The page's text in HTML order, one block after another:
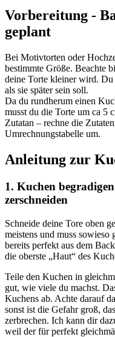
Vorbereitung -
geplant
Bei Motivtorten oder
bestimmte Größe. Beachte
deine Torte kleiner wird. Du
als sie später sein soll.
Da du rundherum einen
musst du die Torte um ca 5
Zutatan – rechne die
Umrechnungstabelle um.
Anleitung zur
1. Kuchen
zerschneiden
Schneide deine Tore oben
meistens und muss sowieso
bereits perfekt aus dem
die oberste „Haut“ des
Teile den Kuchen in
gut, wie viele du machst.
Kuchens ab. Achte darauf
sonst ist die Gefahr groß,
zerbrechen. Ich kann dir
weil der für perfekt